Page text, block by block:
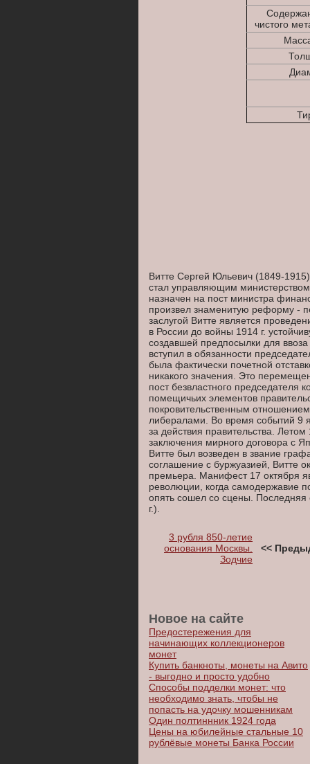
чистого
Витте Сергей Юльевич (1849-
стал управляющим
назначен на пост министра
произвел знаменитую реформу -
заслугой Витте является
в России до войны 1914 г.
создавшей предпосылки для
вступил в обязанности
была фактически почетной
никакого значения. Это
пост безвластного председателя
помещичьих элементов
покровительственным
либералами. Во время событий 9
за действия правительства.
заключения мирного договора с
Витте был возведен в звание
соглашение с буржуазией, Витте
премьера. Манифест 17 октября
революции, когда самодержавие
опять сошел со сцены. Последняя
г.).
3 рубля 850-летие
основания Москвы.
Зодчие
<<
Новое на сайте
Предостережения для
начинающих коллекционеров
монет
Купить банкноты, монеты на Авито
- выгодно и просто удобно
Способы подделки монет: что
необходимо знать, чтобы не
попасть на удочку мошенникам
Один полтиннник 1924 года
Цены на юбилейные стальные 10
рублёвые монеты Банка России